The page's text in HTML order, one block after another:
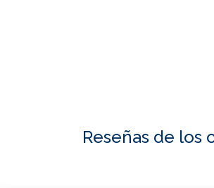
Reseñas de los